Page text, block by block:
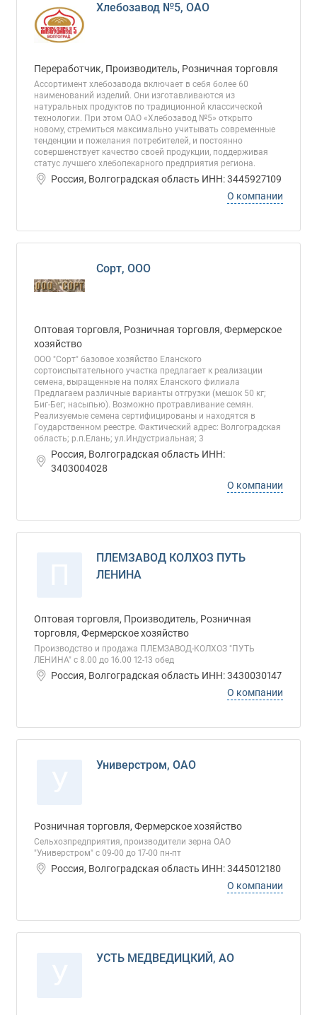
Хлебозавод №5, ОАО
Переработчик, Производитель, Розничная торговля
Ассортимент хлебозавода включает в себя более 60
наименований изделий. Они изготавливаются из
натуральных продуктов по традиционной классической
технологии. При этом ОАО «Хлебозавод №5» открыто
новому, стремиться максимально учитывать современные
тенденции и пожелания потребителей, и постоянно
совершенствует качество своей продукции, поддерживая
статус лучшего хлебопекарного предприятия региона.
Россия, Волгоградская область ИНН: 3445927109
О компании
Сорт, ООО
Оптовая торговля, Розничная торговля, Фермерское
хозяйство
ООО "Сорт" базовое хозяйство Еланского
сортоиспытательного участка предлагает к реализации
семена, выращенные на полях Еланского филиала
Предлагаем различные варианты отгрузки (мешок 50 кг;
Биг-Бег; насыпью). Возможно протравливание семян.
Реализуемые семена сертифицированы и находятся в
Гоударственном реестре. Фактический адрес: Волгоградская
область; р.п.Елань; ул.Индустриальная; 3
Россия, Волгоградская область ИНН:
3403004028
О компании
ПЛЕМЗАВОД КОЛХОЗ ПУТЬ
ЛЕНИНА
Оптовая торговля, Производитель, Розничная
торговля, Фермерское хозяйство
Производство и продажа ПЛЕМЗАВОД-КОЛХОЗ "ПУТЬ
ЛЕНИНА" с 8.00 до 16.00 12-13 обед
Россия, Волгоградская область ИНН: 3430030147
О компании
Универстром, ОАО
Розничная торговля, Фермерское хозяйство
Сельхозпредприятия, производители зерна ОАО
"Универстром" с 09-00 до 17-00 пн-пт
Россия, Волгоградская область ИНН: 3445012180
О компании
УСТЬ МЕДВЕДИЦКИЙ, АО